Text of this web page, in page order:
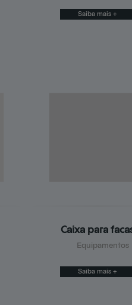
Saiba mais +
Caixa para
Equipamentos
Saiba mais +